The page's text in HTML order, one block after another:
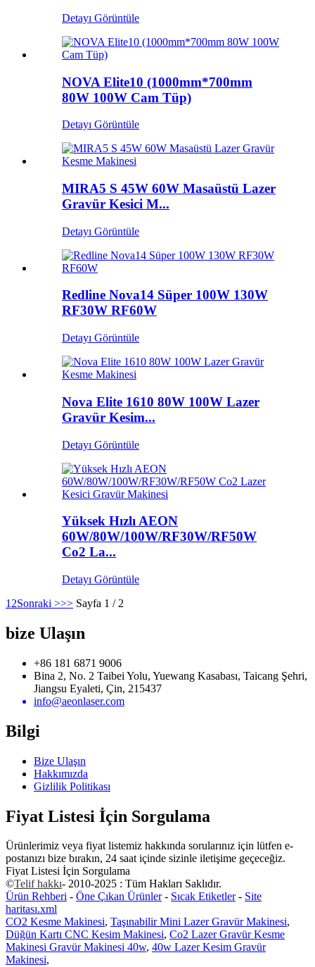
Detayı Görüntüle
NOVA Elite10 (1000mm*700mm
80W 100W Cam Tüp)
Detayı Görüntüle
MIRA5 S 45W 60W Masaüstü Lazer
Gravür Kesici M...
Detayı Görüntüle
Redline Nova14 Süper 100W 130W
RF30W RF60W
Detayı Görüntüle
Nova Elite 1610 80W 100W Lazer
Gravür Kesim...
Detayı Görüntüle
Yüksek Hızlı AEON
60W/80W/100W/RF30W/RF50W
Co2 La...
Detayı Görüntüle
1 2Sonraki >>> Sayfa 1 / 2
bize Ulaşın
+86 181 6871 9006
Bina 2, No. 2 Taibei Yolu, Yuewang Kasabası, Taicang Şehri,
Jiangsu Eyaleti, Çin, 215437
info@aeonlaser.com
Bilgi
Bize Ulaşın
Hakkımızda
Gizlilik Politikası
Fiyat Listesi İçin Sorgulama
Ürünlerimiz veya fiyat listemiz hakkında sorularınız için lütfen e-
postanızı bize bırakın, 24 saat içinde sizinle iletişime geçeceğiz.
Fiyat Listesi İçin Sorgulama
©Telif hakkı- 2010-2025 : Tüm Hakları Saklıdır.
Ürün Rehberi - Öne Çıkan Ürünler- Sıcak Etiketler- Site
haritası.xml
CO2 Kesme Makinesi, Taşınabilir Mini Lazer Gravür Makinesi,
Düğün Kartı CNC Kesim Makinesi, Co2 Lazer Gravür Kesme
Makinesi Gravür Makinesi 40w, 40w Lazer Kesim Gravür
Makinesi,